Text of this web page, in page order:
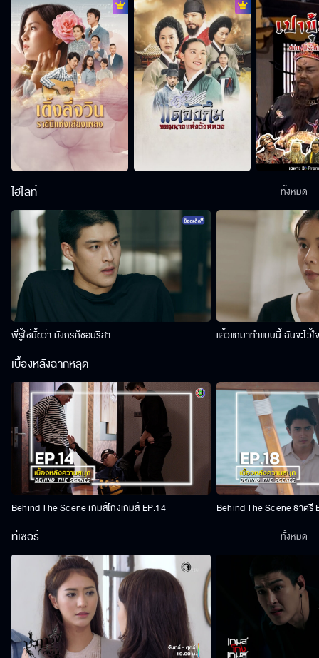
ไฮไลท์
พี่รู้ใช่มั้ยว่า มังกรก็ชอบริสา แล้วแกมาทำแบบนี้ ฉันจะไว้ใ
ทั้งหมด
เบื้องหลังฉากหลุด
Behind The Scene เกมส์โกงเกมส์ EP.14 Behind The Scene ธาตรี
ทีเซอร์ ทั้งหมด